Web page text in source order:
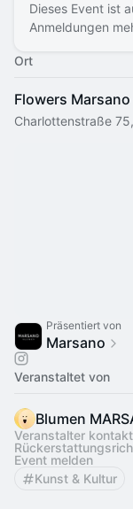
Dieses Event ist
Anmeldungen
Ort
Flowers Marsano
Charlottenstraße
Präsentiert von
Marsano
Veranstaltet von
Blumen
Veranstalter
Event melden
Kunst & Kultur